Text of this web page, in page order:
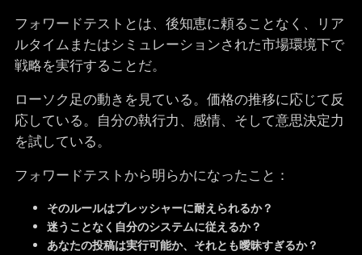
フォワードテストとは、後知恵に頼ることなく、リア
ルタイムまたはシミュレーションされた市場環境下で
戦略を実行することだ。
ローソク足の動きを見ている。価格の推移に応じて反
応している。自分の執行力、感情、そして意思決定力
を試している。
フォワードテストから明らかになったこと：
そのルールはプレッシャーに耐えられるか？
迷うことなく自分のシステムに従えるか？
あなたの投稿は実行可能か、それとも曖昧すぎるか？